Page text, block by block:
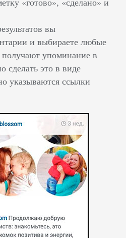
вы
и выбираете любые
упоминание в
это в виде
указываются ссылки